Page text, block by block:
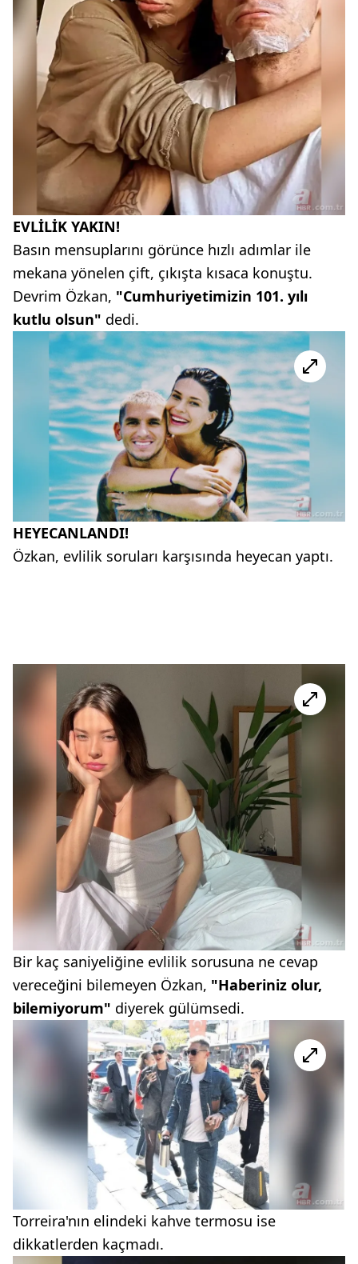
EVLİLİK YAKIN!
Basın mensuplarını görünce hızlı adımlar ile
mekana yönelen çift, çıkışta kısaca konuştu.
Devrim Özkan, "Cumhuriyetimizin 101. yılı
kutlu olsun" dedi.
HEYECANLANDI!
Özkan, evlilik soruları karşısında heyecan yaptı.
Bir kaç saniyeliğine evlilik sorusuna ne cevap
vereceğini bilemeyen Özkan, "Haberiniz olur,
bilemiyorum" diyerek gülümsedi.
Torreira'nın elindeki kahve termosu ise
dikkatlerden kaçmadı.